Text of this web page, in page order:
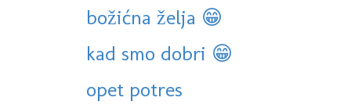
božićna želja 😁
kad smo dobri 😁
opet potres